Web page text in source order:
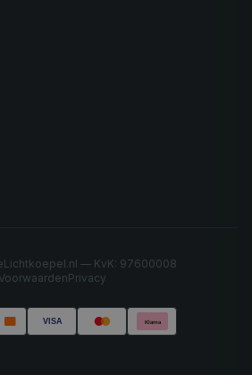
— KvK: 97600008
VoorwaardenPrivacy
VISA Klarna